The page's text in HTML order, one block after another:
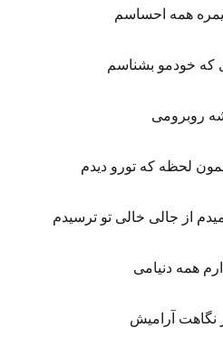
همه احساسم
که خودمو بشناسم
روبرومی
لحظه که تورو دیدم
از جالی خالی تو ترسیدم
همه دنیامی
نگاهت آرامیش